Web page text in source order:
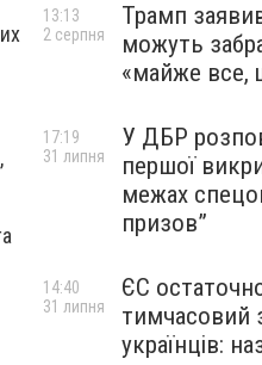
Трамп
можуть
«майже все,
13:13
2 серпня
У ДБР
першої
межах
призов”
17:19
31 липня
ЄС
тимчасовий
українців:
14:40
31 липня